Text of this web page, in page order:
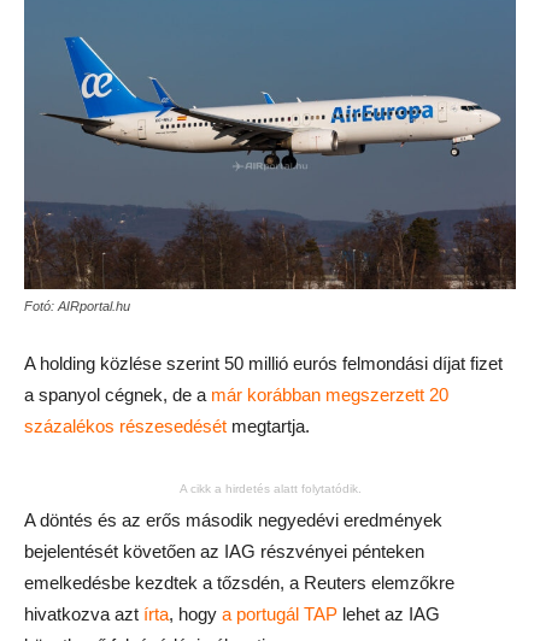
Fotó: AIRportal.hu
A holding közlése szerint 50 millió eurós felmondási díjat fizet
a spanyol cégnek, de a már korábban megszerzett 20
százalékos részesedését megtartja.
A cikk a hirdetés alatt folytatódik.
A döntés és az erős második negyedévi eredmények
bejelentését követően az IAG részvényei pénteken
emelkedésbe kezdtek a tőzsdén, a Reuters elemzőkre
hivatkozva azt írta, hogy a portugál TAP lehet az IAG